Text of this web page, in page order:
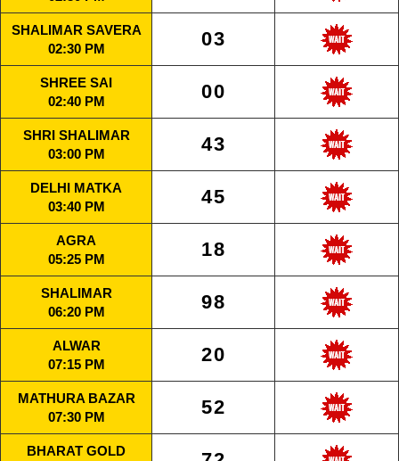
SHALIMAR SAVERA
02:30 PM
03
SHREE SAI
02:40 PM
00
SHRI SHALIMAR
03:00 PM
43
DELHI MATKA
03:40 PM
45
AGRA
05:25 PM
18
SHALIMAR
06:20 PM
98
ALWAR
07:15 PM
20
MATHURA BAZAR
07:30 PM
52
BHARAT GOLD